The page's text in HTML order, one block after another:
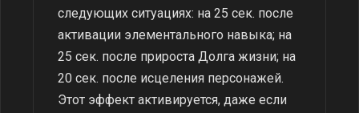
следующих ситуациях: на 25 сек. после
активации элементального навыка; на
25 сек. после прироста Долга жизни; на
20 сек. после исцеления персонажей.
Этот эффект активируется, даже если